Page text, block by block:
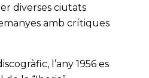
diverses ciutats
amb crítiques
l’any 1956 es